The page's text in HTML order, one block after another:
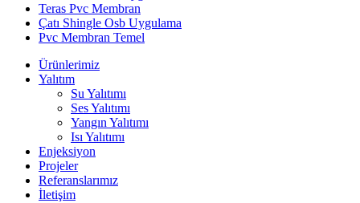
Teras Pvc Membran
Çatı Shingle Osb Uygulama
Pvc Membran Temel
Ürünlerimiz
Yalıtım
Su Yalıtımı
Ses Yalıtımı
Yangın Yalıtımı
Isı Yalıtımı
Enjeksiyon
Projeler
Referanslarımız
İletişim